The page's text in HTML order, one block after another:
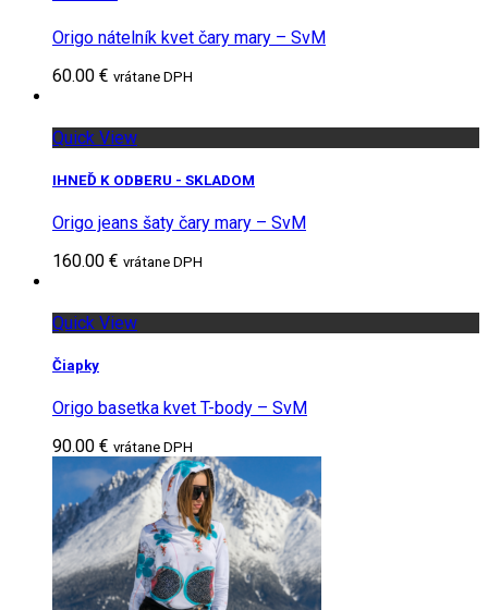
Origo nátelník kvet čary mary – SvM
60.00 € vrátane DPH
Quick View
IHNEĎ K ODBERU - SKLADOM
Origo jeans šaty čary mary – SvM
160.00 € vrátane DPH
Quick View
Čiapky
Origo basetka kvet T-body – SvM
90.00 € vrátane DPH